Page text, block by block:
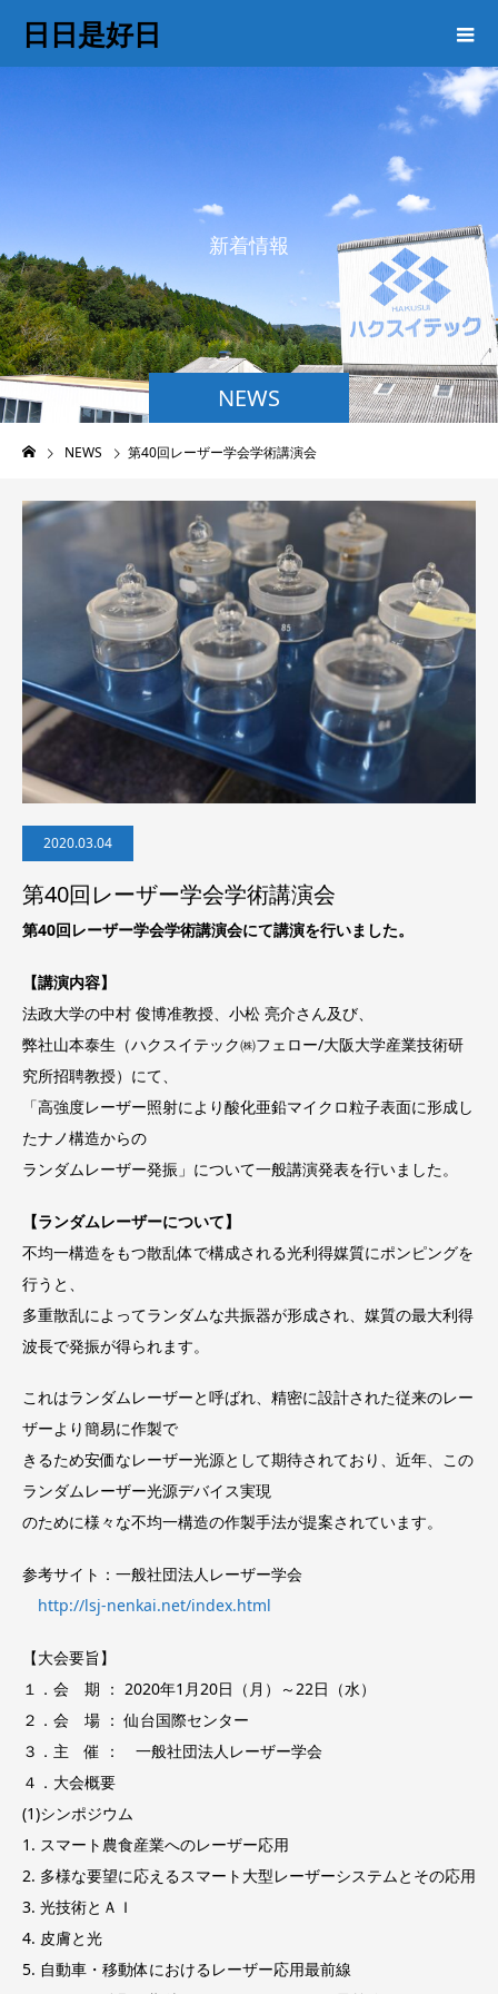
日日是好日
NEWS
新着情報
NEWS 第40回レーザー学会学術講演会
2020.03.04
第40回レーザー学会学術講演会
第40回レーザー学会学術講演会にて講演を行いました。
【講演内容】
法政大学の中村 俊博准教授、小松 亮介さん及び、
弊社山本泰生（ハクスイテック㈱フェロー/大阪大学産業技術研
究所招聘教授）にて、
「高強度レーザー照射により酸化亜鉛マイクロ粒子表面に形成し
たナノ構造からの
ランダムレーザー発振」について一般講演発表を行いました。
【ランダムレーザーについて】
不均一構造をもつ散乱体で構成される光利得媒質にポンピングを
行うと、
多重散乱によってランダムな共振器が形成され、媒質の最大利得
波長で発振が得られます。
これはランダムレーザーと呼ばれ、精密に設計された従来のレー
ザーより簡易に作製で
きるため安価なレーザー光源として期待されており、近年、この
ランダムレーザー光源デバイス実現
のために様々な不均一構造の作製手法が提案されています。
参考サイト：一般社団法人レーザー学会
http://lsj-nenkai.net/index.html
【大会要旨】
１．会 期 ： 2020年1月20日（月）～22日（水）
２．会 場 ： 仙台国際センター
３．主 催 ： 一般社団法人レーザー学会
４．大会概要
(1)シンポジウム
1. スマート農食産業へのレーザー応用
2. 多様な要望に応えるスマート大型レーザーシステムとその応用
3. 光技術とＡＩ
4. 皮膚と光
5. 自動車・移動体におけるレーザー応用最前線